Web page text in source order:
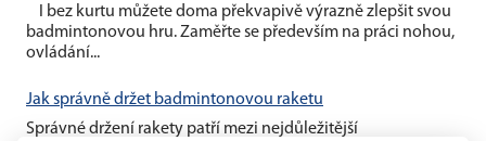
I bez kurtu můžete doma překvapivě výrazně zlepšit svou
badmintonovou hru. Zaměřte se především na práci nohou,
ovládání...
Jak správně držet badmintonovou raketu
Správné držení rakety patří mezi nejdůležitější